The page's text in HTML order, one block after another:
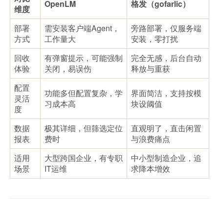
维度
OpenLM 格发（gofarlic）
部署
方式​
需安装客户端Agent，
工作量大
旁路部署，仅服务端
安装，零打扰
回收
体验​
有弹窗提示，可能强制
关闭，易误伤
完全无感，后台自动
释放与重获
配置
灵活
度​
功能多但配置复杂，学
习成本高
界面简洁，支持按模
块设阈值
数据
报表​
极其详细，但筛选定位
费时
直观明了，直击闲置
与浪费痛点
适用
场景​
大型跨国企业，有专职
IT运维
中小型制造企业，追
求降本增效